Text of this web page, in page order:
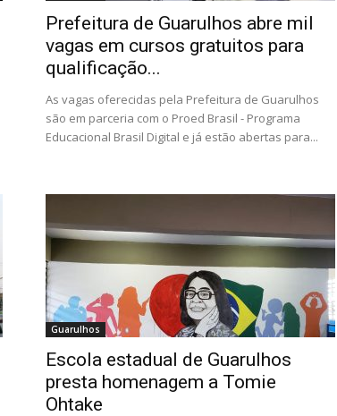
Prefeitura de Guarulhos abre mil
vagas em cursos gratuitos para
qualificação...
As vagas oferecidas pela Prefeitura de Guarulhos
são em parceria com o Proed Brasil - Programa
Educacional Brasil Digital e já estão abertas para...
Guarulhos
Escola estadual de Guarulhos
presta homenagem a Tomie
Ohtake